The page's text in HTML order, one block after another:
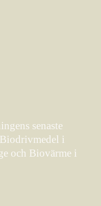
senaste
i
och Biovärme i